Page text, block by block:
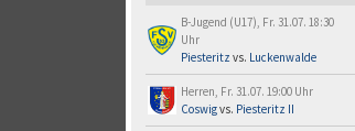
B-Jugend (U17), Fr. 31.07. 18:30
Uhr
Piesteritz vs. Luckenwalde
Herren, Fr. 31.07. 19:00 Uhr
Coswigvs. Piesteritz II